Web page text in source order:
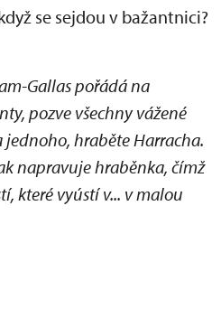
se sejdou v bažantnici?
Gallas pořádá na
pozve všechny vážené
jednoho, hraběte Harracha.
napravuje hraběnka, čímž
které vyústí v... v malou